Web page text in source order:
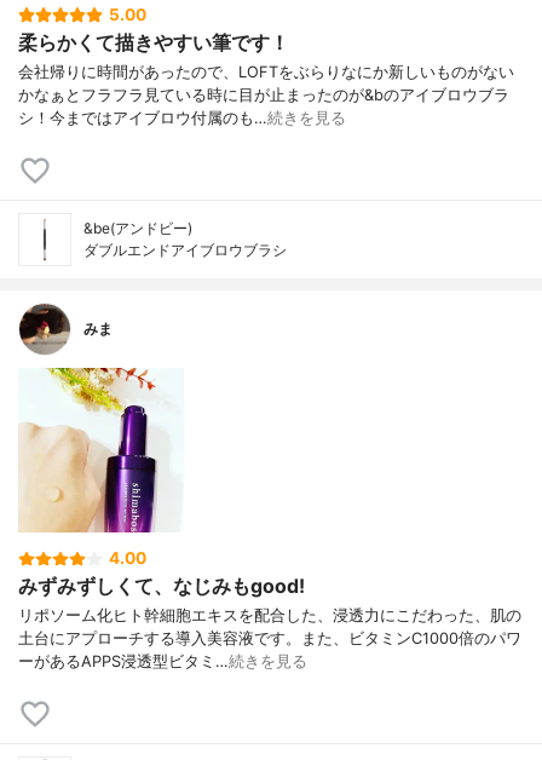
5.00
柔らかくて描きやすい筆です！
会社帰りに時間があったので、LOFTをぶらりなにか新しいものがない
かなぁとフラフラ見ている時に目が止まったのが&bのアイブロウブラ
シ！今まではアイブロウ付属のも…続きを見る
&be(アンドビー)
ダブルエンドアイブロウブラシ
みま
4.00
みずみずしくて、なじみもgood!
リポソーム化ヒト幹細胞エキスを配合した、浸透力にこだわった、肌の
土台にアプローチする導入美容液です。また、ビタミンC1000倍のパワ
ーがあるAPPS浸透型ビタミ…続きを見る